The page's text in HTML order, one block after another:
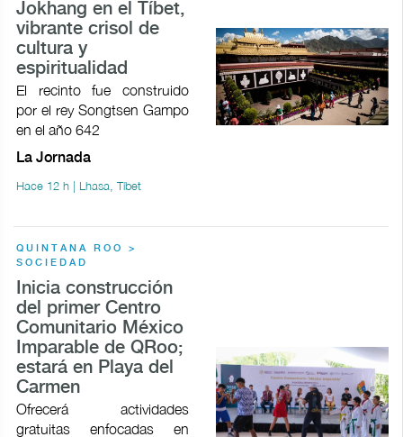
Jokhang en el Tíbet,
vibrante crisol de
cultura y
espiritualidad
El recinto fue construido
por el rey Songtsen Gampo
en el año 642
La Jornada
Hace 12 h | Lhasa, Tíbet
QUINTANA ROO >
SOCIEDAD
Inicia construcción
del primer Centro
Comunitario México
Imparable de QRoo;
estará en Playa del
Carmen
Ofrecerá actividades
gratuitas enfocadas en